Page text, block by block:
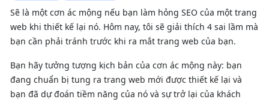
Sẽ là một cơn ác mộng nếu bạn làm hỏng SEO của một trang
web khi thiết kế lại nó. Hôm nay, tôi sẽ giải thích 4 sai lầm mà
bạn cần phải tránh trước khi ra mắt trang web của bạn.
Bạn hãy tưởng tượng kịch bản của cơn ác mộng này: bạn
đang chuẩn bị tung ra trang web mới được thiết kế lại và
bạn đã dự đoán tiềm năng của nó và sự trở lại của khách